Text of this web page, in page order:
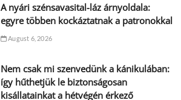
A nyári szénsavasital-láz árnyoldala:
egyre többen kockáztatnak a patronokkal
August 6, 2026
Nem csak mi szenvedünk a kánikulában:
így hűthetjük le biztonságosan
kisállatainkat a hétvégén érkező